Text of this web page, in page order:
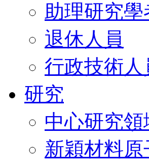
助理研究學
退休人員
行政技術人
研究
中心研究領
新穎材料